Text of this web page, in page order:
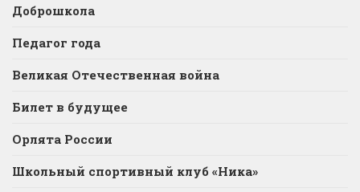
Доброшкола
Педагог года
Великая Отечественная война
Билет в будущее
Орлята России
Школьный спортивный клуб «Ника»